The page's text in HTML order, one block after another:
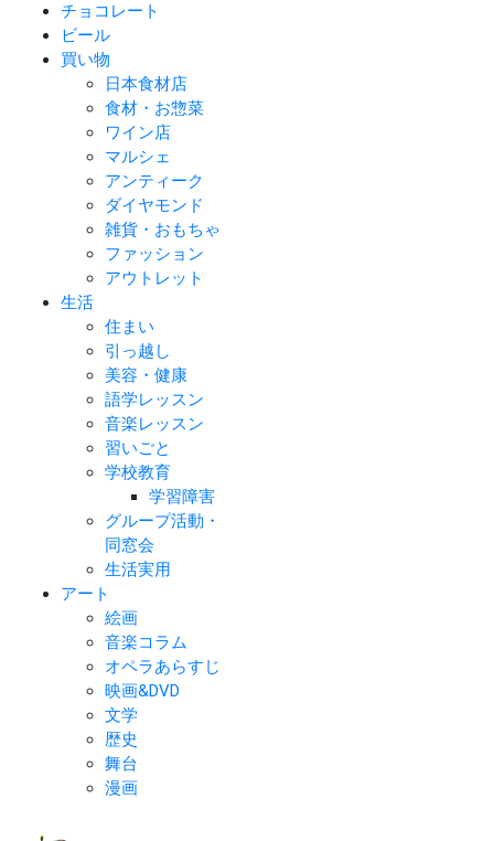
チョコレート
ビール
買い物
日本食材店
食材・お惣菜
ワイン店
マルシェ
アンティーク
ダイヤモンド
雑貨・おもちゃ
ファッション
アウトレット
生活
住まい
引っ越し
美容・健康
語学レッスン
音楽レッスン
習いごと
学校教育
学習障害
グループ活動・
同窓会
生活実用
アート
絵画
音楽コラム
オペラあらすじ
映画&DVD
文学
歴史
舞台
漫画